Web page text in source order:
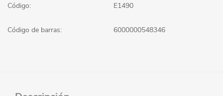
Código: E1490
Código de barras: 6000000548346